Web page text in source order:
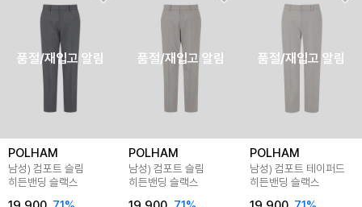
품절/재입고 알림
POLHAM
남성) 컴포트 슬림
히든밴딩 슬랙스
품절/재입고 알림
POLHAM
남성) 컴포트 슬림
히든밴딩 슬랙스
품절/재입고 알림
POLHAM
남성) 컴포트 테이퍼드
히든밴딩 슬랙스